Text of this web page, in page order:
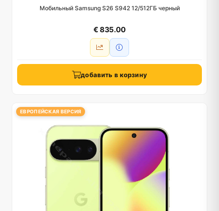
Мобильный Samsung S26 S942 12/512ГБ черный
€ 835.00
добавить в корзину
ЕВРОПЕЙСКАЯ ВЕРСИЯ